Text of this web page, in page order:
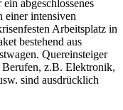
abgeschlossenes
einer intensiven
Arbeitsplatz in
bestehend aus
Quereinsteiger
Berufen, z.B. Elektronik,
sind ausdrücklich